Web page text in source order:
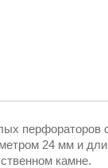
перфораторов
24 мм и
камне.